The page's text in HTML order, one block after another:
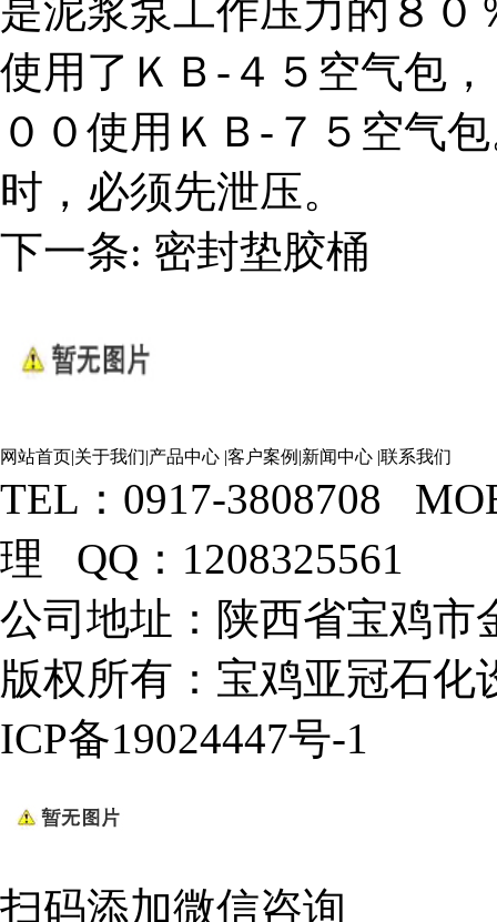
是泥浆泵工作压力的８
使用了ＫＢ-４５空气包
００使用ＫＢ-７５空气
时，必须先泄压。
下一条: 密封垫胶桶
网站首页|关于我们|产品中心 |客户案例 |新闻中心 |联系我们
TEL：0917-3808708
理 QQ：1208325561
公司地址：陕西省宝鸡市
版权所有：宝鸡亚冠石
ICP备19024447号-1
扫码添加微信咨询